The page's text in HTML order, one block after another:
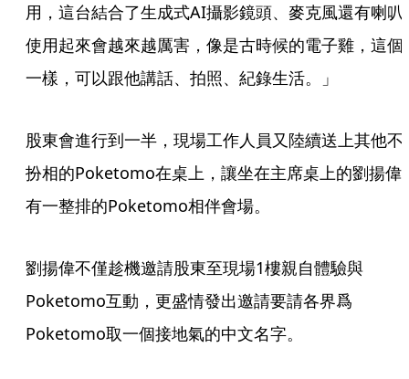
用，這台結合了生成式AI攝影鏡頭、麥克風還有喇叭
使用起來會越來越厲害，像是古時候的電子雞，這個
一樣，可以跟他講話、拍照、紀錄生活。」
股東會進行到一半，現場工作人員又陸續送上其他不
扮相的Poketomo在桌上，讓坐在主席桌上的劉揚偉
有一整排的Poketomo相伴會場。
劉揚偉不僅趁機邀請股東至現場1樓親自體驗與
Poketomo互動，更盛情發出邀請要請各界爲
Poketomo取一個接地氣的中文名字。